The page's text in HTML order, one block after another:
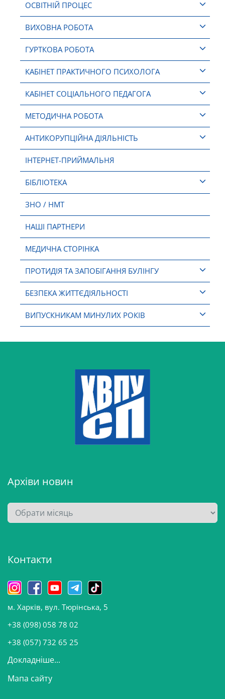
ОСВІТНІЙ ПРОЦЕС
ВИХОВНА РОБОТА
ГУРТКОВА РОБОТА
КАБІНЕТ ПРАКТИЧНОГО ПСИХОЛОГА
КАБІНЕТ СОЦІАЛЬНОГО ПЕДАГОГА
МЕТОДИЧНА РОБОТА
АНТИКОРУПЦІЙНА ДІЯЛЬНІСТЬ
ІНТЕРНЕТ-ПРИЙМАЛЬНЯ
БІБЛІОТЕКА
ЗНО / НМТ
НАШІ ПАРТНЕРИ
МЕДИЧНА СТОРІНКА
ПРОТИДІЯ ТА ЗАПОБІГАННЯ БУЛІНГУ
БЕЗПЕКА ЖИТТЄДІЯЛЬНОСТІ
ВИПУСКНИКАМ МИНУЛИХ РОКІВ
Архіви новин
А
р
в
н
о
в
и
Контакти
м. Харків, вул. Тюрінська, 5
+38 (098) 058 78 02
+38 (057) 732 65 25
Докладніше...
Мапа сайту